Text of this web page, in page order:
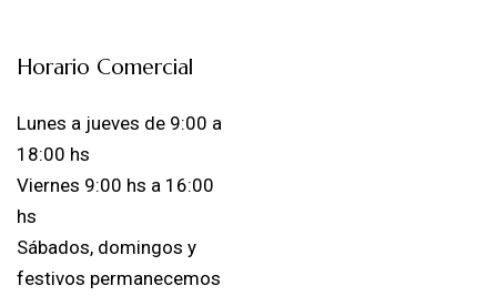
Horario Comercial
Lunes a jueves de 9:00 a
18:00 hs
Viernes 9:00 hs a 16:00
hs
Sábados, domingos y
festivos permanecemos